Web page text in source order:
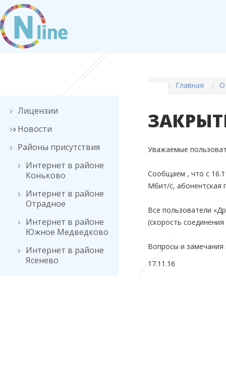
Лицензии
Новости
Районы присутствия
Интернет в районе
Коньково
Интернет в районе
Отрадное
Интернет в районе
Южное Медведково
Интернет в районе
Ясенево
Главная О
Уважаемые
Сообщаем , что с
Мбит/с, абонентская
Все пользователи
(скорость
Вопросы и замечания
17.11.16